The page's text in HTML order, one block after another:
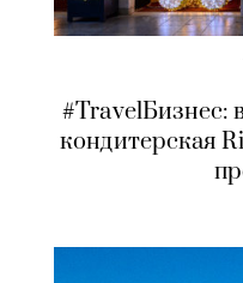
#TravelБизнес:
кондитерская